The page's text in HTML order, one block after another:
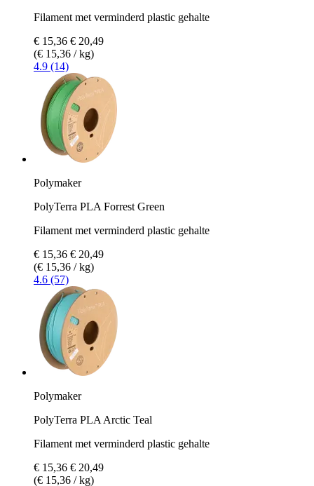
Filament met verminderd plastic gehalte
€ 15,36 € 20,49
(€ 15,36 / kg)
4.9 (14)
Polymaker
PolyTerra PLA Forrest Green
Filament met verminderd plastic gehalte
€ 15,36 € 20,49
(€ 15,36 / kg)
4.6 (57)
Polymaker
PolyTerra PLA Arctic Teal
Filament met verminderd plastic gehalte
€ 15,36 € 20,49
(€ 15,36 / kg)